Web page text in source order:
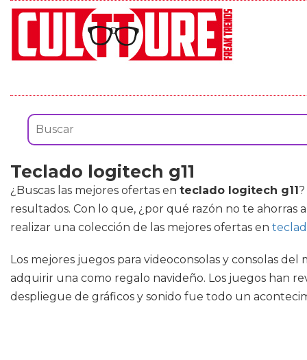
Teclado logitech g11
¿Buscas las mejores ofertas en teclado logitech g11
resultados. Con lo que, ¿por qué razón no te
realizar una colección de las mejores ofertas en
Los mejores juegos para videoconsolas y consolas
adquirir una como regalo navideño. Los juegos han
despliegue de gráficos y sonido fue todo un